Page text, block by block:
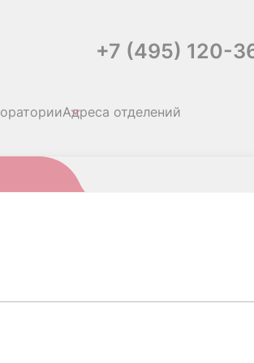
+7 (495) 120-
Адреса отделений